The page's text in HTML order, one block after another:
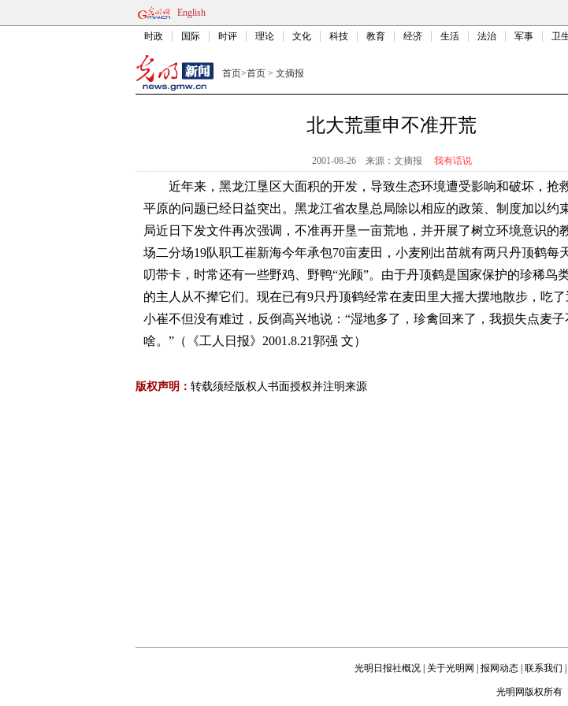
English
时政 国际 时评 理论 文化 科技 教育 经济 生活 法治 军事 卫
首页>首页 > 文摘报
北大荒重申不准开荒
2001-08-26 来源：文摘报 我有话说
近年来，黑龙江垦区大面积的开发，导致生态环境遭受影响和破坏，抢
平原的问题已经日益突出。黑龙江省农垦总局除以相应的政策、制度加以约
局近日下发文件再次强调，不准再开垦一亩荒地，并开展了树立环境意识的
场二分场19队职工崔新海今年承包70亩麦田，小麦刚出苗就有两只丹顶鹤每
叨带卡，时常还有一些野鸡、野鸭“光顾”。由于丹顶鹤是国家保护的珍稀鸟
的主人从不撵它们。现在已有9只丹顶鹤经常在麦田里大摇大摆地散步，吃了
小崔不但没有难过，反倒高兴地说：“湿地多了，珍禽回来了，我损失点麦子
啥。”（《工人日报》2001.8.21郭强 文）
版权声明： 转载须经版权人书面授权并注明来源
光明日报社概况 关于光明网 报网动态 联系我们
光明网版权所有